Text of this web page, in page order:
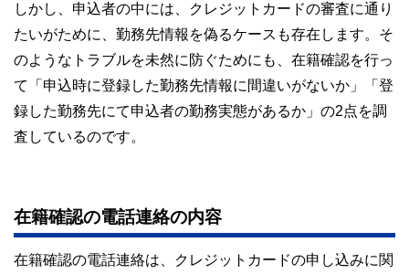
しかし、申込者の中には、クレジットカードの審査に通り
たいがために、勤務先情報を偽るケースも存在します。そ
のようなトラブルを未然に防ぐためにも、在籍確認を行っ
て「申込時に登録した勤務先情報に間違いがないか」「登
録した勤務先にて申込者の勤務実態があるか」の2点を調
査しているのです。
在籍確認の電話連絡の内容
在籍確認の電話連絡は、クレジットカードの申し込みに関